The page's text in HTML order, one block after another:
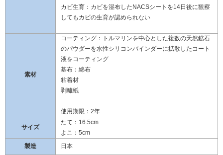
カビ生育：カビを湿布したNACSシートを14日後に観察
してもカビの生育が認められない
素材
コーティング：トルマリンを中心とした複数の天然鉱石
のパウダーを水性シリコンバインダーに拡散したコート
液をコーティング
基布：綿布
粘着材
剥離紙
使用期限：2年
サイズ
たて：16.5cm
よこ：5cm
製造
日本